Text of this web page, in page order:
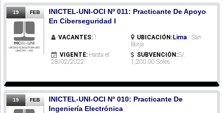
19 FEB
INICTEL-UNI-OCI Nº 011: Practicante De Apoyo
En Ciberseguridad I
VACANTES: 1 UBICACIÓN: Lima - San
Borja
VIGENTE: Hasta el
28/02/2022
SUBVENCIÓN:S/.
1,200.00 Soles
19 FEB
INICTEL-UNI-OCI Nº 010: Practicante De
Ingeniería Electrónica